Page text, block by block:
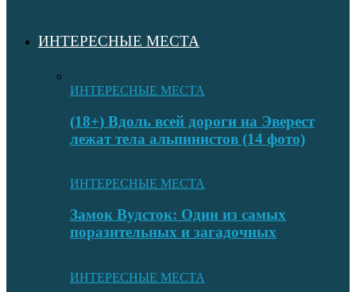
ИНТЕРЕСНЫЕ МЕСТА
ИНТЕРЕСНЫЕ МЕСТА
(18+) Вдоль всей дороги на Эверест
лежат тела альпинистов (14 фото)
ИНТЕРЕСНЫЕ МЕСТА
Замок Вудсток: Один из самых
поразительных и загадочных
ИНТЕРЕСНЫЕ МЕСТА